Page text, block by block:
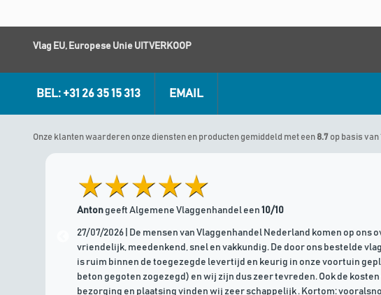
Vlag EU, Europese Unie UITVERKOOP
BEL: +31 26 35 15 313 EMAIL
Onze klanten waarderen onze diensten en producten gemiddeld met een 8.7 op basis van
Antongeeft Algemene Vlaggenhandel een 10/10
27/07/2026 | De mensen van Vlaggenhandel Nederland komen op ons
vriendelijk, meedenkend, snel en vakkundig. De door ons bestelde
is ruim binnen de toegezegde levertijd en keurig in onze voortuin
beton gegoten zogezegd) en wij zijn dus zeer tevreden. Ook de kosten
bezorging en plaatsing vinden wij zeer schappelijk . Kortom: